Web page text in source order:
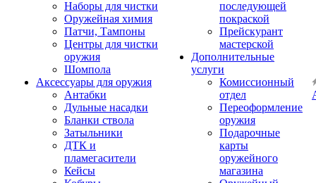
Наборы для чистки
Оружейная химия
Патчи, Тампоны
Центры для чистки
оружия
Шомпола
Аксессуары для оружия
Антабки
Дульные насадки
Бланки ствола
Затыльники
ДТК и
пламегасители
Кейсы
последующей
покраской
Прейскурант
мастерской
Дополнительные
услуги
Комиссионный
отдел
Переоформление
оружия
Подарочные
карты
оружейного
магазина